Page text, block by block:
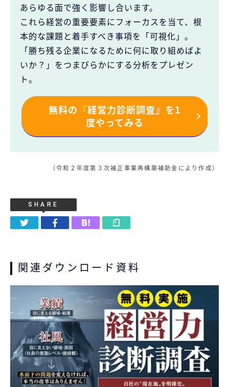
あらゆる面で強く影響し合います。
これら経営の重要要素にフォーカスを当て、根
本的な課題と着手すべき事項を「可視化」。
「勝ち残る企業になるために何に取り組めばよ
いか？」をつまびらかにする分析をプレゼン
ト。
無料の『経営力診断調査』を1
度やってみる
（令和２年度第３次補正事業再構築補助金により作成）
SHARE
関連ダウンロード資料